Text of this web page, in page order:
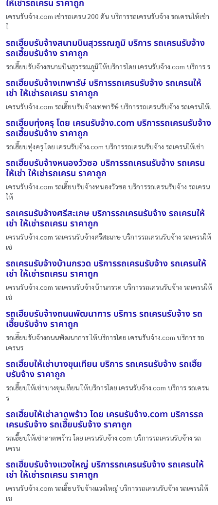
ให้เช่ารถเครน ราคาถูก
เครนรับจ้าง.com เช่ารถเครน 200 ตัน บริการรถเครนรับจ้าง รถเครนให้เช่า
ใ
รถเฮี๊ยบรับจ้างสนามบินสุวรรณภูมิ บริการ รถเครนรับจ้าง
รถเฮี๊ยบรับจ้าง ราคาถูก
รถเฮี๊ยบรับจ้างสนามบินสุวรรณภูมิ ให้บริการโดย เครนรับจ้าง.com บริการ ร
รถเฮี๊ยบรับจ้างเทพารัษ์ บริการรถเครนรับจ้าง รถเครนให้
เช่า ให้เช่ารถเครน ราคาถูก
เครนรับจ้าง.com รถเฮี๊ยบรับจ้างเทพารัษ์ บริการรถเครนรับจ้าง รถเครนให้เ
รถเฮี๊ยบทุ่งครุ โดย เครนรับจ้าง.com บริการรถเครนรับจ้าง
รถเฮี๊ยบรับจ้าง ราคาถูก
รถเฮี๊ยบทุ่งครุ โดย เครนรับจ้าง.com บริการรถเครนรับจ้าง รถเครนให้เช่า
รถเฮี๊ยบรับจ้างหนองวัวซอ บริการรถเครนรับจ้าง รถเครน
ให้เช่า ให้เช่ารถเครน ราคาถูก
เครนรับจ้าง.com รถเฮี๊ยบรับจ้างหนองวัวซอ บริการรถเครนรับจ้าง รถเครน
ให้
รถเครนรับจ้างศรีสะเกษ บริการรถเครนรับจ้าง รถเครนให้
เช่า ให้เช่ารถเครน ราคาถูก
เครนรับจ้าง.com รถเครนรับจ้างศรีสะเกษ บริการรถเครนรับจ้าง รถเครนให้
เช่
รถเครนรับจ้างบ้านกรวด บริการรถเครนรับจ้าง รถเครนให้
เช่า ให้เช่ารถเครน ราคาถูก
เครนรับจ้าง.com รถเครนรับจ้างบ้านกรวด บริการรถเครนรับจ้าง รถเครนให้
เช่
รถเฮี๊ยบรับจ้างถนนพัฒนาการ บริการ รถเครนรับจ้าง รถ
เฮี๊ยบรับจ้าง ราคาถูก
รถเฮี๊ยบรับจ้างถนนพัฒนาการ ให้บริการโดย เครนรับจ้าง.com บริการ รถ
เครนร
รถเฮี๊ยบให้เช่าบางขุนเทียน บริการ รถเครนรับจ้าง รถเฮี๊ย
บรับจ้าง ราคาถูก
รถเฮี๊ยบให้เช่าบางขุนเทียน ให้บริการโดย เครนรับจ้าง.com บริการ รถเครน
ร
รถเฮี๊ยบให้เช่าลาดพร้าว โดย เครนรับจ้าง.com บริการรถ
เครนรับจ้าง รถเฮี๊ยบรับจ้าง ราคาถูก
รถเฮี๊ยบให้เช่าลาดพร้าว โดย เครนรับจ้าง.com บริการรถเครนรับจ้าง รถ
เครน
รถเฮี๊ยบรับจ้างแวงใหญ่ บริการรถเครนรับจ้าง รถเครนให้
เช่า ให้เช่ารถเครน ราคาถูก
เครนรับจ้าง.com รถเฮี๊ยบรับจ้างแวงใหญ่ บริการรถเครนรับจ้าง รถเครนให้
เช